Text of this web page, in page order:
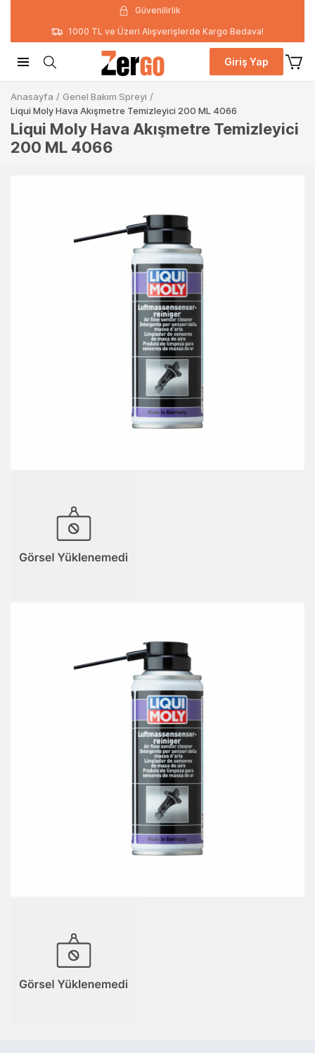
Güvenilirlik
1000 TL ve Üzeri Alışverişlerde Kargo Bedava!
Giriş Yap
Anasayfa / Genel Bakım Spreyi /
Liqui Moly Hava Akışmetre Temizleyici 200 ML 4066
Liqui Moly Hava Akışmetre Temizleyici
200 ML 4066